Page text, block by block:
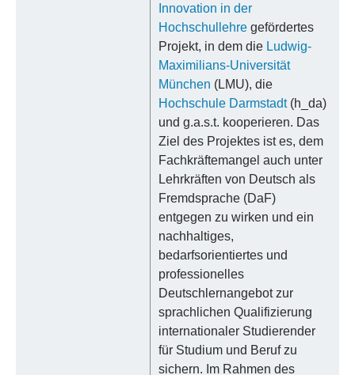
Innovation in der
Hochschullehre gefördertes
Projekt, in dem die Ludwig-
Maximilians-Universität
München (LMU), die
Hochschule Darmstadt(h_da)
und g.a.s.t. kooperieren. Das
Ziel des Projektes ist es, dem
Fachkräftemangel auch unter
Lehrkräften von Deutsch als
Fremdsprache (DaF)
entgegen zu wirken und ein
nachhaltiges,
bedarfsorientiertes und
professionelles
Deutschlernangebot zur
sprachlichen Qualifizierung
internationaler Studierender
für Studium und Beruf zu
sichern. Im Rahmen des